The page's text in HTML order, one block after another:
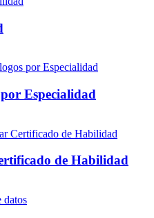
Especialidad
de Habilidad